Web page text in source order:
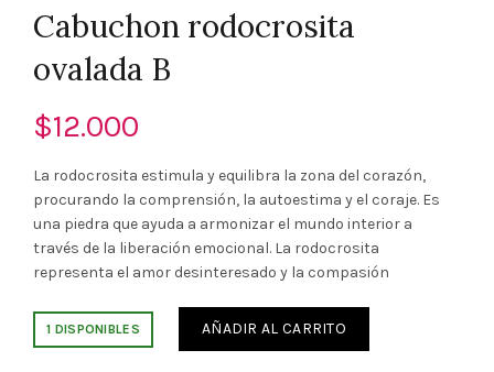
Cabuchon rodocrosita
ovalada B
$12.000
La rodocrosita estimula y equilibra la zona del corazón,
procurando la comprensión, la autoestima y el coraje. Es
una piedra que ayuda a armonizar el mundo interior a
través de la liberación emocional. La rodocrosita
representa el amor desinteresado y la compasión
1 DISPONIBLES AÑADIR AL CARRITO